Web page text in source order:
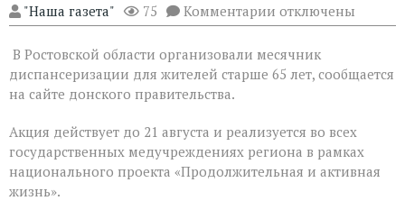
"Наша газета" 75 Комментарии к
записи
Дону
проходит
месячник
людей
«серебряного»
возраста
отключены
В Ростовской области организовали месячник
диспансеризации для жителей старше 65 лет, сообщается
на сайте донского правительства.
Акция действует до 21 августа и реализуется во всех
государственных медучреждениях региона в рамках
национального проекта «Продолжительная и активная
жизнь».